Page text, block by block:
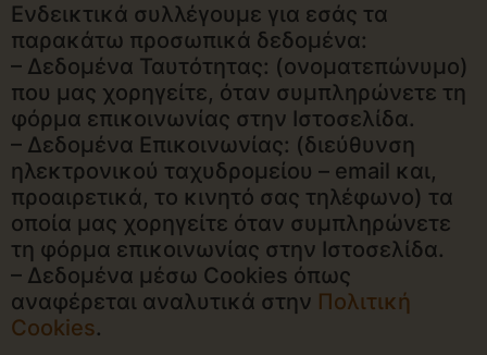
Ενδεικτικά συλλέγουμε για εσάς τα
παρακάτω προσωπικά δεδομένα:
– Δεδομένα Ταυτότητας: (ονοματεπώνυμο)
που μας χορηγείτε, όταν συμπληρώνετε τη
φόρμα επικοινωνίας στην Ιστοσελίδα.
– Δεδομένα Επικοινωνίας: (διεύθυνση
ηλεκτρονικού ταχυδρομείου – email και,
προαιρετικά, το κινητό σας τηλέφωνο) τα
οποία μας χορηγείτε όταν συμπληρώνετε
τη φόρμα επικοινωνίας στην Ιστοσελίδα.
– Δεδομένα μέσω Cookies όπως
αναφέρεται αναλυτικά στην Πολιτική
Cookies.